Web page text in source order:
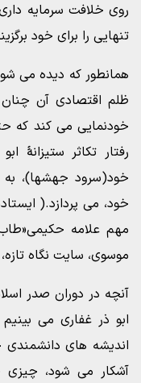
روی خلافت سرمایه
تنهایی را برای خود
همانطور که دیده می
ظلم اقتصادی آن
خودنمایی می کند که
رفتار تکاثر ستیزانۀ
خود(سرود جهشها)، به
خود، می پردازد.(
مهم علامه حکیمی«طاب
موسوی، سایت نگاه تازه،
آنچه در دوران صدر
ابو ذر غفاری می
اندیشه های
آشکار می شود، چیزی